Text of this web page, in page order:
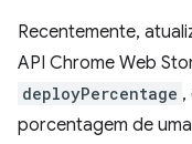
Recentemente,
API Chrome Web
deployPercentage ,
porcentagem de